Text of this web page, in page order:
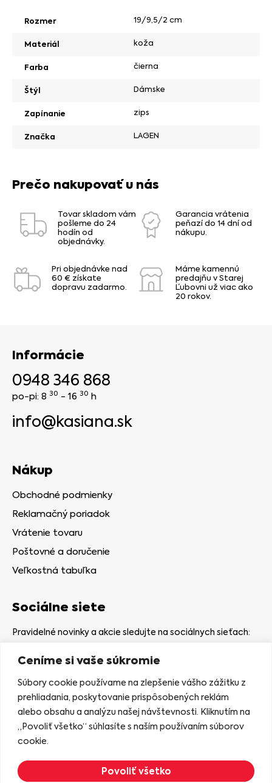
Ceníme si vaše súkromie
Súbory cookie používame na zlepšenie vášho zážitku z
prehliadania, poskytovanie prispôsobených reklám
alebo obsahu a analýzu našej návštevnosti. Kliknutím na
„Povoliť všetko“ súhlasíte s naším používaním súborov
cookie.
Povoliť všetko
Rozmer 19/9,5/2 cm
Materiál koža
Farba čierna
Štýl Dámske
Zapínanie zips
Značka LAGEN
Prečo nakupovať u nás
Tovar skladom vám
pošleme do 24
hodín od
objednávky.
Garancia vrátenia
peňazí do 14 dní od
nákupu.
Pri objednávke nad
60 € získate
dopravu zadarmo.
Máme kamennú
predajňu v Starej
Ľubovni už viac ako
20 rokov.
Informácie
0948 346 868
po-pi: 8 30 - 16 30 h
info@kasiana.sk
Nákup
Obchodné podmienky
Reklamačný poriadok
Vrátenie tovaru
Poštovné a doručenie
Veľkostná tabuľka
Sociálne siete
Pravidelné novinky a akcie sledujte na sociálnych sieťach:
Kamenná predajňa
Nám. gen. Štefaníka 7
06401 Stará Ľubovňa